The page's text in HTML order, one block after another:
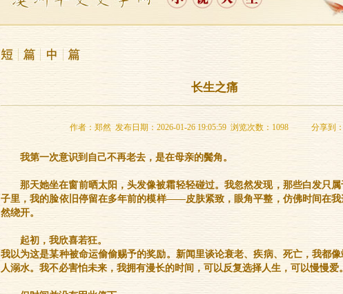
长生之痛
作者：郑然 发布日期：2026-01-26 19:05:59 浏览次数：1098 分享到：
我第一次意识到自己不再老去，是在母亲的鬓角。
那天她坐在窗前晒太阳，头发像被霜轻轻碰过。我忽然发现，那些白发只
子里，我的脸依旧停留在多年前的模样——皮肤紧致，眼角平整，仿佛时间在我
然绕开。
起初，我欣喜若狂。
我以为这是某种被命运偷偷赐予的奖励。新闻里谈论衰老、疾病、死亡，我都像
人溺水。我不必害怕未来，我拥有漫长的时间，可以反复选择人生，可以慢慢爱。